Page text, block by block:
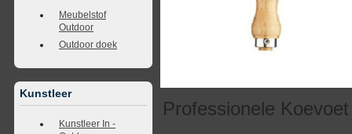
Meubelstof
Outdoor
Outdoor doek
Kunstleer
Kunstleer In -
Professionele Koevoet